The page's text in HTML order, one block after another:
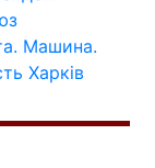
Машина.
Харків